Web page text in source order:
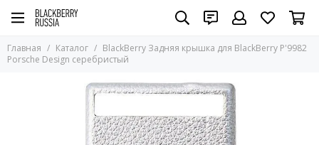
Главная Каталог
BlackBerry Задняя крышка для BlackBerry P'9982
Porsche Design серебристый